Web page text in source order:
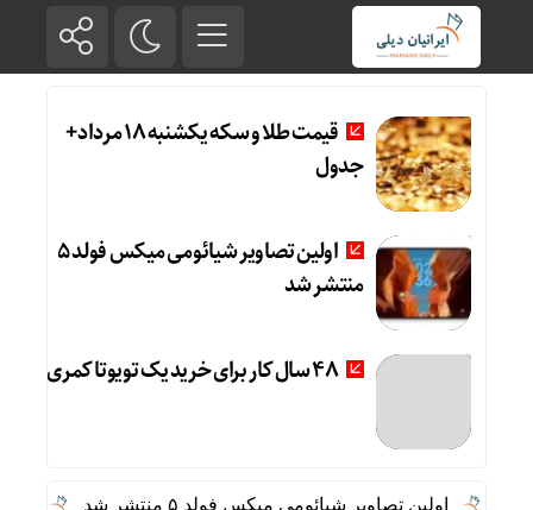
قیمت طلا و سکه یکشنبه 18 مرداد+
جدول
اولین تصاویر شیائومی میکس فولد ۵
منتشر شد
۴۸ سال کار برای خرید یک تویوتا کمری
اولین تصاویر شیائومی میکس فولد ۵ منتشر شد ۴۸ سال کار برای خرید یک تویوتا کمری